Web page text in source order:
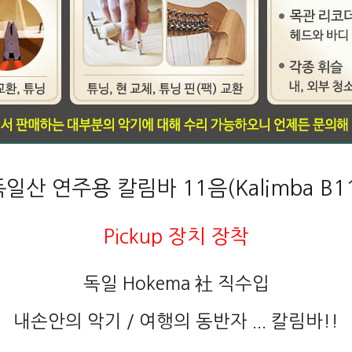
일산 연주용 칼림바 11음(Kalimba
Pickup 장치 장착
독일 Hokema 社 직수입
내손안의 악기 / 여행의 동반자 ... 칼림바!!